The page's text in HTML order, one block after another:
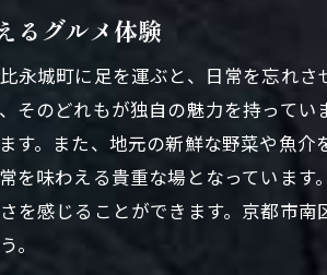
比永城町の
ワインと料
美食と共に
心を込めた料
料理人の情
るグルメ体験
永城町に足を運ぶと、日常を忘れ
そのどれもが独自の魅力を持って
す。また、地元の新鮮な野菜や魚
を味わえる貴重な場となっていま
を感じることができます。京都市
。